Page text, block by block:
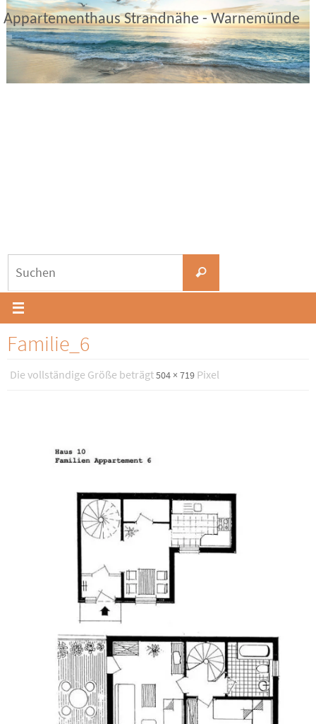
Zum
Inhalt
springen
Appartementhaus Strandnähe - Warnemünde
Suchen
Familie_6
Die vollständige Größe beträgt504 × 719 Pixel